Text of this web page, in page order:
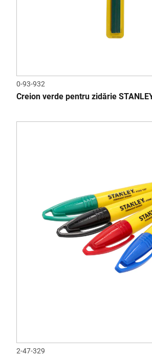
0-93-932
Creion verde pentru zidărie
2-47-329